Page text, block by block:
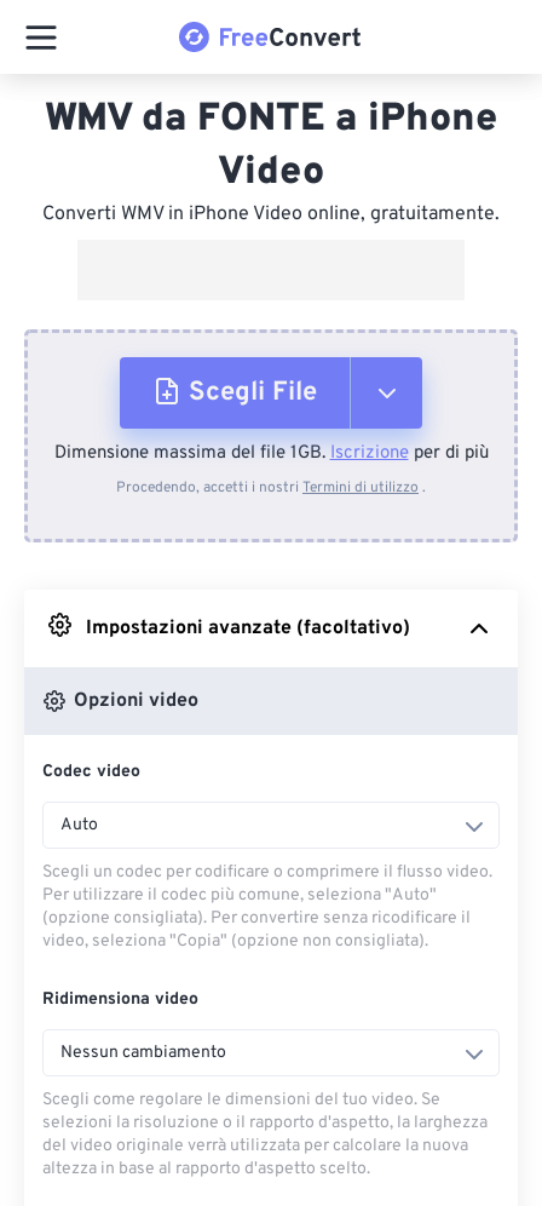
WMV da FONTE a iPhone
Video
Converti WMV in iPhone Video online, gratuitamente.
Scegli File
Dal dispositivo
Da Google Drive
Dimensione massima del file 1GB.Iscrizioneper di più
Procedendo, accetti i nostri Termini di utilizzo .
Impostazioni avanzate (facoltativo)
Opzioni video
Codec video
Auto
Scegli un codec per codificare o comprimere il flusso video.
Per utilizzare il codec più comune, seleziona "Auto"
(opzione consigliata). Per convertire senza ricodificare il
video, seleziona "Copia" (opzione non consigliata).
Ridimensiona video
Nessun cambiamento
Scegli come regolare le dimensioni del tuo video. Se
selezioni la risoluzione o il rapporto d'aspetto, la larghezza
del video originale verrà utilizzata per calcolare la nuova
altezza in base al rapporto d'aspetto scelto.